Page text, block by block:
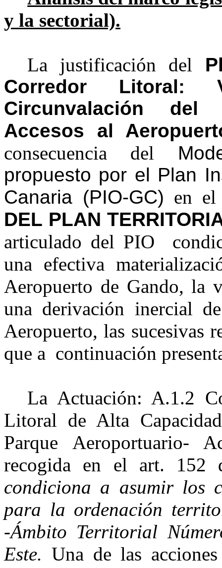
y la sectorial).
La justificación del
Corredor Litoral:
Circunvalación del
Accesos al
consecuencia del
propuesto por el Plan
Canaria (PIO-GC) en
DEL PLAN
articulado del PIO
una efectiva
Aeropuerto de Gando, la
una derivación inercial
Aeropuerto, las sucesivas
que a continuación
La Actuación: A.1.2
Litoral de Alta
Parque Aeroportuario-
recogida en el art.
condiciona a asumir los
para la ordenación
-Ámbito Territorial
Este. Una de las